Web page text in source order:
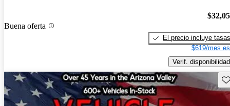
Buena oferta
El precio incluye tasas
$619/mes
Verif. disponibilidad